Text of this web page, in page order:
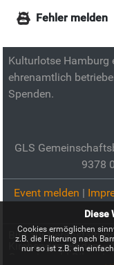
Fehler melden
Kulturlotse Hamburg
ehrenamtlich
Spenden.
GLS
9378
Event melden |
Bild zur
Kirchengemeinden
Diese
Cookies ermöglichen
z.B. die Filterung nach
nur so ist z.B. ein